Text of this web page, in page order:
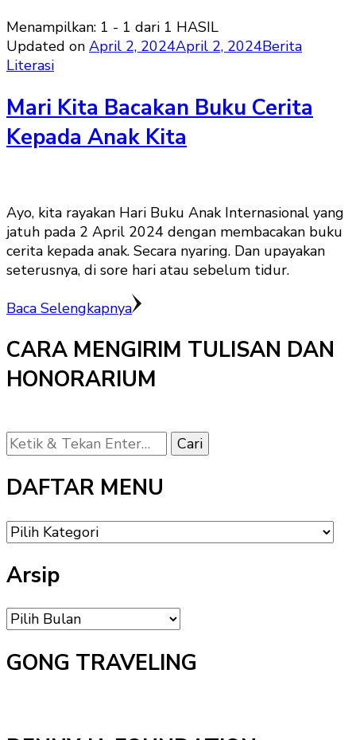
Menampilkan: 1 - 1 dari 1 HASIL
Updated on April 2, 2024April 2, 2024Berita
Literasi
Mari Kita Bacakan Buku Cerita
Kepada Anak Kita
Ayo, kita rayakan Hari Buku Anak Internasional yang
jatuh pada 2 April 2024 dengan membacakan buku
cerita kepada anak. Secara nyaring. Dan upayakan
seterusnya, di sore hari atau sebelum tidur.
Baca Selengkapnya
CARA MENGIRIM TULISAN DAN
HONORARIUM
Mencari
Sesuatu?
DAFTAR MENU
DAFTAR
MENU
Arsip
Arsip
GONG TRAVELING